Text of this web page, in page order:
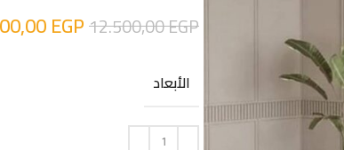
12.500,00EGP
EGP
الأبعاد